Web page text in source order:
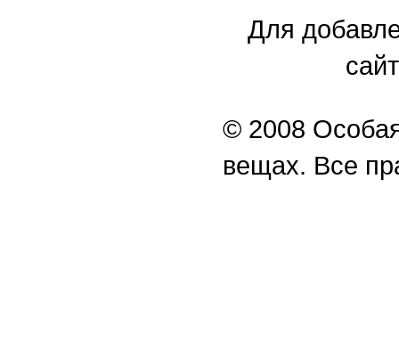
Для
© 2008
вещах. Все